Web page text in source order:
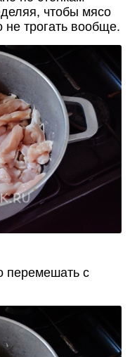
чтобы мясо
не трогать вообще.
перемешать с